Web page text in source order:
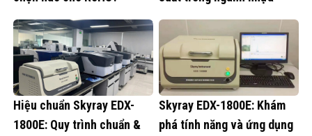
Hiệu chuẩn Skyray EDX-
1800E: Quy trình chuẩn &
Skyray EDX-1800E: Khám
phá tính năng và ứng dụng